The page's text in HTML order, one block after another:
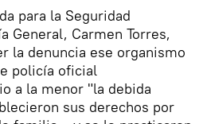
para la Seguridad
General, Carmen Torres,
la denuncia ese organismo
policía oficial
a la menor "la debida
sus derechos por